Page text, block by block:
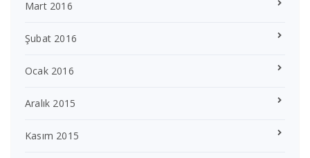
Mart 2016
Şubat 2016
Ocak 2016
Aralık 2015
Kasım 2015